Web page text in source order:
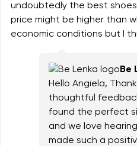
undoubtedly the best
price might be higher than
economic conditions but I
Be
Hello Angiela,
thoughtful
found the perfect
and we love
made such a